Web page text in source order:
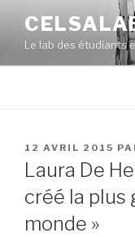
contenu
principal
Le lab des étudiants
PUBLIÉ
LE
12 AVRIL 2015
Laura De
créé la plus
monde »